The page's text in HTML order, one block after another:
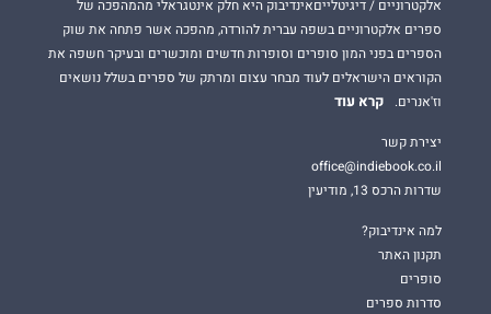
אלקטרוניים / דיגיטלייםאינדיבוק היא חלק אינטגראלי מהמהפכה של
ספרים אלקטרוניים בשפה עברית להורדה, מהפכה אשר פתחה את שוק
הספרים בפני המון סופרים וסופרות חדשים ומוכשרים ובעיקר חשפה את
הקוראים הישראלים לעוד מבחר עצום ומרתק של ספרים בשלל נושאים
וז'אנרים.
קרא עוד
יצירת קשר
office@indiebook.co.il
שדרות הרכס 13, מודיעין
למה אינדיבוק?
תקנון האתר
סופרים
סדרות ספרים